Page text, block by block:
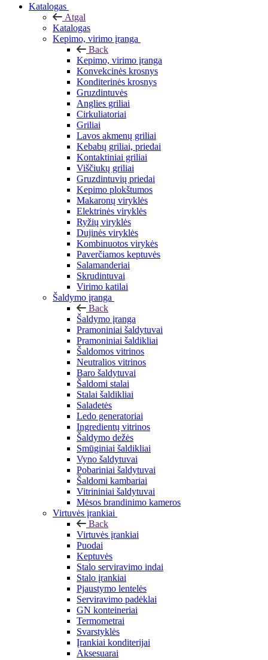
Katalogas
Atgal
Katalogas
Kepimo, virimo įranga
Back
Kepimo, virimo įranga
Konvekcinės krosnys
Konditerinės krosnys
Gruzdintuvės
Anglies griliai
Cirkuliatoriai
Griliai
Lavos akmenų griliai
Kebabų griliai, priedai
Kontaktiniai griliai
Viščiukų griliai
Gruzdintuvių priedai
Kepimo plokštumos
Makaronų viryklės
Elektrinės viryklės
Ryžių viryklės
Dujinės viryklės
Kombinuotos virykės
Paverčiamos keptuvės
Salamanderiai
Skrudintuvai
Virimo katilai
Šaldymo įranga
Back
Šaldymo įranga
Pramoniniai šaldytuvai
Pramoniniai šaldikliai
Šaldomos vitrinos
Neutralios vitrinos
Baro šaldytuvai
Šaldomi stalai
Stalai šaldikliai
Saladetės
Ledo generatoriai
Ingredientų vitrinos
Šaldymo dežės
Smūginiai šaldikliai
Vyno šaldytuvai
Pobariniai šaldytuvai
Šaldomi kambariai
Vitrininiai šaldytuvai
Mėsos brandinimo kameros
Virtuvės įrankiai
Back
Virtuvės įrankiai
Puodai
Keptuvės
Stalo serviravimo indai
Stalo įrankiai
Pjaustymo lentelės
Serviravimo padėklai
GN konteineriai
Termometrai
Svarstyklės
Įrankiai konditerijai
Aksesuarai